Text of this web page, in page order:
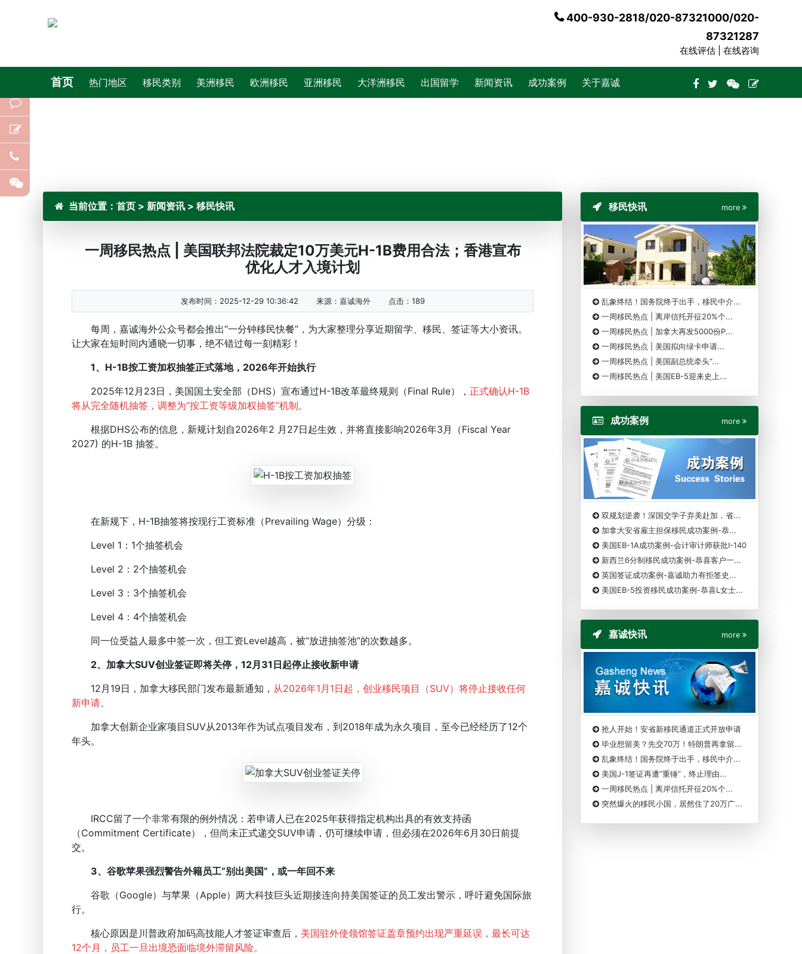
400-930-2818/020-87321000/020-
87321287
在线评估 | 在线咨询
首页 热门地区 移民类别 美洲移民 欧洲移民 亚洲移民 大洋洲移民 出国留学 新闻资讯 成功案例 关于嘉诚
当前位置： 首页 > 新闻资讯 > 移民快讯
一周移民热点 | 美国联邦法院裁定10万美元H-1B费用合法；香港宣布
优化人才入境计划
发布时间：2025-12-29 10:36:42 来源： 嘉诚海外 点击： 189
每周，嘉诚海外公众号都会推出“一分钟移民快餐”，为大家整理分享近期留学、移民、签证等大小资讯。
让大家在短时间内通晓一切事，绝不错过每一刻精彩！
1、H-1B按工资加权抽签正式落地，2026年开始执行
2025年12月23日，美国国土安全部（DHS）宣布通过H-1B改革最终规则（Final Rule）， 正式确认H-1B
将从完全随机抽签，调整为“按工资等级加权抽签”机制。
根据DHS公布的信息，新规计划自2026年2 月27日起生效，并将直接影响2026年3月（Fiscal Year
2027) 的H-1B 抽签。
在新规下，H-1B抽签将按现行工资标准（Prevailing Wage）分级：
Level 1：1个抽签机会
Level 2：2个抽签机会
Level 3：3个抽签机会
Level 4：4个抽签机会
同一位受益人最多中签一次，但工资Level越高，被“放进抽签池”的次数越多。
2、加拿大SUV创业签证即将关停，12月31日起停止接收新申请
12月19日，加拿大移民部门发布最新通知， 从2026年1月1日起，创业移民项目（SUV）将停止接收任何
新申请。
加拿大创新企业家项目SUV从2013年作为试点项目发布，到2018年成为永久项目，至今已经经历了12个
年头。
IRCC留了一个非常有限的例外情况：若申请人已在2025年获得指定机构出具的有效支持函
（Commitment Certificate），但尚未正式递交SUV申请，仍可继续申请，但必须在2026年6月30日前提
交。
3、谷歌苹果强烈警告外籍员工“别出美国”，或一年回不来
谷歌（Google）与苹果（Apple）两大科技巨头近期接连向持美国签证的员工发出警示，呼吁避免国际旅
行。
核心原因是川普政府加码高技能人才签证审查后， 美国驻外使领馆签证盖章预约出现严重延误，最长可达
12个月，员工一旦出境恐面临境外滞留风险。
移民快讯 more
乱象终结！国务院终于出手，移民中介...
一周移民热点 | 离岸信托开征20%个...
一周移民热点 | 加拿大再发5000份P...
一周移民热点 | 美国拟向绿卡申请...
一周移民热点 | 美国副总统牵头“...
一周移民热点 | 美国EB-5迎来史上...
成功案例 more
双规划逆袭！深国交学子弃美赴加，省...
加拿大安省雇主担保移民成功案例-恭...
美国EB-1A成功案例-会计审计师获批I-140
新西兰6分制移民成功案例-恭喜客户一...
英国签证成功案例-嘉诚助力有拒签史...
美国EB-5投资移民成功案例-恭喜L女士...
嘉诚快讯 more
抢人开始！安省新移民通道正式开放申请
毕业想留美？先交70万！特朗普再拿留...
乱象终结！国务院终于出手，移民中介...
美国J-1签证再遭“重锤”，终止理由...
一周移民热点 | 离岸信托开征20%个...
突然爆火的移民小国，居然住了20万广...